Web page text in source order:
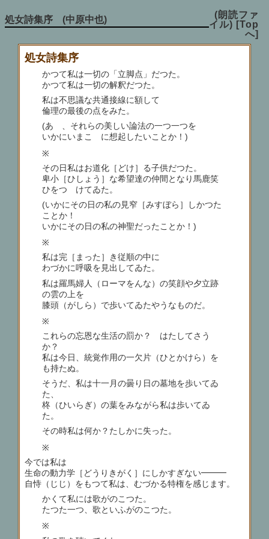
処女詩集序 (中原中也)
(朗読ファ
イル) [Top
へ]
処女詩集序
かつて私は一切の「立脚点」だつた。
かつて私は一切の解釈だつた。
私は不思議な共通接線に額して
倫理の最後の点をみた。
(あゝ、それらの美しい論法の一つ一つを
いかにいまこゝに想起したいことか！)
※
その日私はお道化［どけ］る子供だつた。
卑小［ひしょう］な希望達の仲間となり馬鹿笑
ひをつゞけてゐた。
(いかにその日の私の見窄［みすぼら］しかつた
ことか！
いかにその日の私の神聖だったことか！)
※
私は完［まった］き従順の中に
わづかに呼吸を見出してゐた。
私は羅馬婦人（ローマをんな）の笑顔や夕立跡
の雲の上を
膝頭（がしら）で歩いてゐたやうなものだ。
※
これらの忘恩な生活の罰か？ はたしてさう
か？
私は今日、統覚作用の一欠片（ひとかけら）を
も持たぬ。
そうだ、私は十一月の曇り日の墓地を歩いてゐ
た、
柊（ひいらぎ）の葉をみながら私は歩いてゐ
た。
その時私は何か？たしかに失った。
※
今では私は
生命の動力学［どうりきがく］にしかすぎない━━━
自恃（じじ）をもつて私は、むづかる特権を感じます。
かくて私には歌がのこつた。
たつた一つ、歌といふがのこつた。
※